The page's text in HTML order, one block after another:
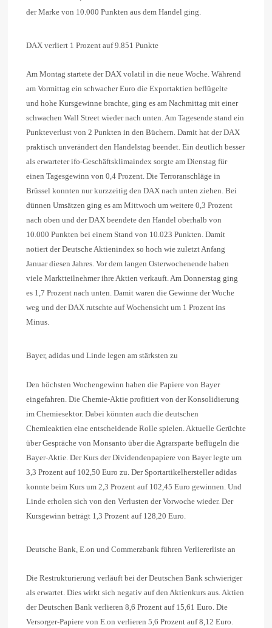
der Marke von 10.000 Punkten aus dem Handel ging.
DAX verliert 1 Prozent auf 9.851 Punkte
Am Montag startete der DAX volatil in die neue Woche. Während
am Vormittag ein schwacher Euro die Exportaktien beflügelte
und hohe Kursgewinne brachte, ging es am Nachmittag mit einer
schwachen Wall Street wieder nach unten. Am Tagesende stand ein
Punkteverlust von 2 Punkten in den Büchern. Damit hat der DAX
praktisch unverändert den Handelstag beendet. Ein deutlich besser
als erwarteter ifo-Geschäftsklimaindex sorgte am Dienstag für
einen Tagesgewinn von 0,4 Prozent. Die Terroranschläge in
Brüssel konnten nur kurzzeitig den DAX nach unten ziehen. Bei
dünnen Umsätzen ging es am Mittwoch um weitere 0,3 Prozent
nach oben und der DAX beendete den Handel oberhalb von
10.000 Punkten bei einem Stand von 10.023 Punkten. Damit
notiert der Deutsche Aktienindex so hoch wie zuletzt Anfang
Januar diesen Jahres. Vor dem langen Osterwochenende haben
viele Marktteilnehmer ihre Aktien verkauft. Am Donnerstag ging
es 1,7 Prozent nach unten. Damit waren die Gewinne der Woche
weg und der DAX rutschte auf Wochensicht um 1 Prozent ins
Minus.
Bayer, adidas und Linde legen am stärksten zu
Den höchsten Wochengewinn haben die Papiere von Bayer
eingefahren. Die Chemie-Aktie profitiert von der Konsolidierung
im Chemiesektor. Dabei könnten auch die deutschen
Chemieaktien eine entscheidende Rolle spielen. Aktuelle Gerüchte
über Gespräche von Monsanto über die Agrarsparte beflügeln die
Bayer-Aktie. Der Kurs der Dividendenpapiere von Bayer legte um
3,3 Prozent auf 102,50 Euro zu. Der Sportartikelhersteller adidas
konnte beim Kurs um 2,3 Prozent auf 102,45 Euro gewinnen. Und
Linde erholen sich von den Verlusten der Vorwoche wieder. Der
Kursgewinn beträgt 1,3 Prozent auf 128,20 Euro.
Deutsche Bank, E.on und Commerzbank führen Verliererliste an
Die Restrukturierung verläuft bei der Deutschen Bank schwieriger
als erwartet. Dies wirkt sich negativ auf den Aktienkurs aus. Aktien
der Deutschen Bank verlieren 8,6 Prozent auf 15,61 Euro. Die
Versorger-Papiere von E.on verlieren 5,6 Prozent auf 8,12 Euro.